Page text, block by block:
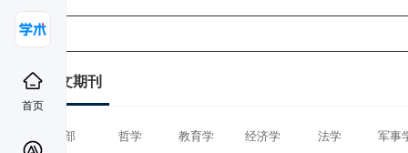
首页
中文期刊
全部 哲学 教育学 经济学 法学 军事